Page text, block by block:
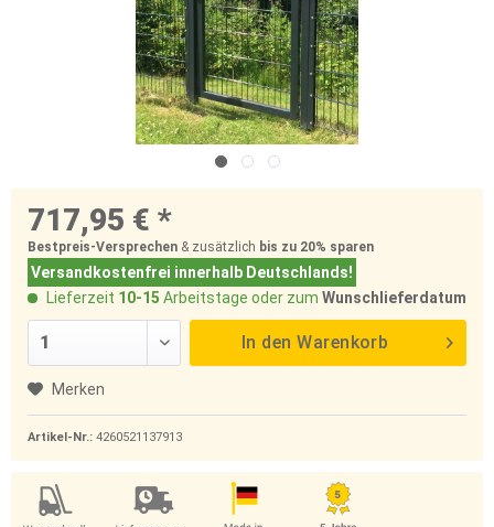
717,95 € *
Bestpreis-Versprechen & zusätzlich bis zu 20% sparen
Versandkostenfrei innerhalb Deutschlands!
Lieferzeit 10-15 Arbeitstage oder zum Wunschlieferdatum
In den Warenkorb
Merken
Artikel-Nr.: 4260521137913